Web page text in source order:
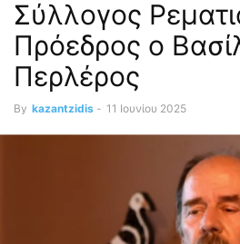
Σύλλογος
Πρόεδρος ο
Περλέρος
By kazantzidis - 11 Ιουνίου 2025